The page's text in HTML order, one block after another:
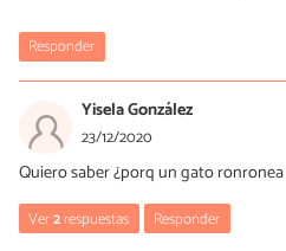
Responder
Yisela González
23/12/2020
Quiero saber ¿porq un gato
Ver2respuestas Responder